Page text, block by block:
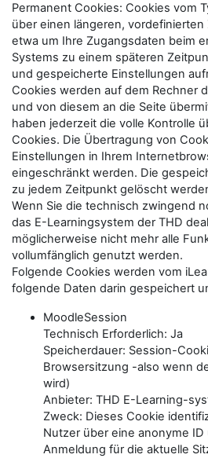
Permanent Cookies: Cookies vom
über einen längeren,
etwa um Ihre Zugangsdaten beim
Systems zu einem späteren
und gespeicherte Einstellungen
Cookies werden auf dem Rechner
und von diesem an die Seite
haben jederzeit die volle Kontrolle
Cookies. Die Übertragung von
Einstellungen in Ihrem
eingeschränkt werden. Die
zu jedem Zeitpunkt gelöscht
Wenn Sie die technisch zwingend
das E-Learningsystem der THD
möglicherweise nicht mehr alle
vollumfänglich genutzt werden.
Folgende Cookies werden vom
folgende Daten darin gespeichert
MoodleSession
Technisch Erforderlich: Ja
Speicherdauer: Session-
Browsersitzung -also wenn
wird)
Anbieter: THD E-Learning-
Zweck: Dieses Cookie
Nutzer über eine anonyme
Anmeldung für die aktuelle